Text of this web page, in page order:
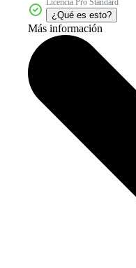
¿Qué es esto?
Más información